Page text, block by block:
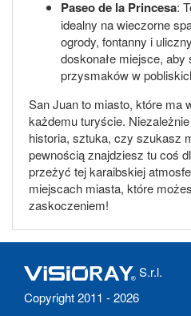
Paseo de la Princesa:
idealny na wieczorne
ogrody, fontanny i
doskonałe miejsce,
przysmaków w
San Juan to miasto, które ma
każdemu turyście.
historia, sztuka, czy szukasz
pewnością znajdziesz tu coś
przeżyć tej karaibskiej
miejscach miasta, które
zaskoczeniem!
S.r.l.
Copyright 2011 - 2026